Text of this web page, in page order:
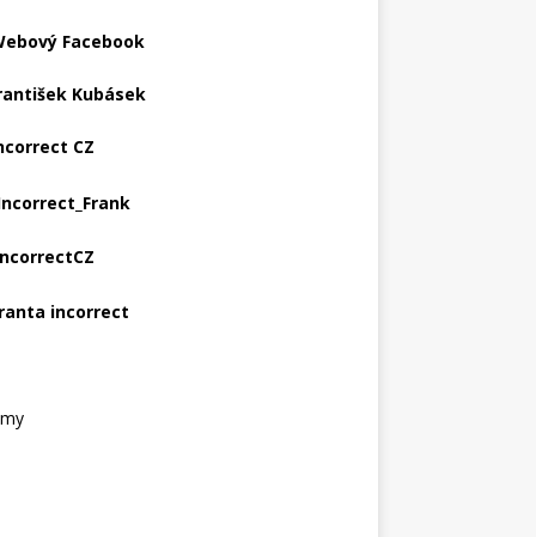
Facebook
Kubásek
CZ
incorrect